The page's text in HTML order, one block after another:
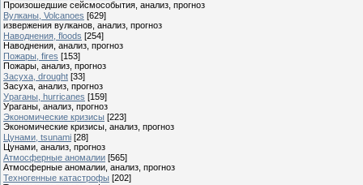
Произошедшие сейсмособытия, анализ, прогноз
Вулканы, Volcanoes [629]
извержения вулканов, анализ, прогноз
Наводнения, floods [254]
Наводнения, анализ, прогноз
Пожары, fires [153]
Пожары, анализ, прогноз
Засуха, drought [33]
Засуха, анализ, прогноз
Ураганы, hurricanes [159]
Ураганы, анализ, прогноз
Экономические кризисы [223]
Экономические кризисы, анализ, прогноз
Цунами, tsunami [28]
Цунами, анализ, прогноз
Атмосферные аномалии [565]
Атмосферные аномалии, анализ, прогноз
Техногенные катастрофы [202]